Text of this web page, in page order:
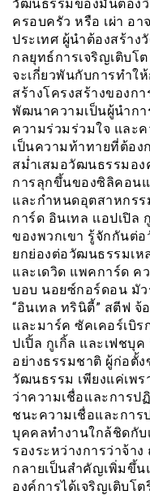
วัฒนธรรมของมันต้อง
ครอบครัว หรือ เผ่า อ
ประเทศ ผู้นำต้องสร้า
กลยุทธ์การเจริญเติบโ
จะเกี่ยวพันกับการทำใ
สร้างโครงสร้างของก
พัฒนาความเป็นผู้นำก
ความร่วมร่วมใจ และ
เป็นความท้าทายที่ต้อง
สม่ำเสมอวัฒนธรรมอ
การลุกขึ้นของซิลิคอน
และกำหนดอุตสาหกรร
การ์ด อินเทล เเอปเปิ
ของพวกเขา รู้จักกันต่
ยกย่องต่อวัฒนธรรมเห
และเดวิด แพคการ์ด คว
บอบ นอยซ์กอร์ดอน มัว
“อินเทล ทรินิตี้” สตีฟ จ้
และมาร์ค ซัคเคอร์เบิ
ปเปิ้ล กูเกิ้ล และเฟชบุ
อย่างธรรมชาติ ผู้ก่อตั้
วัฒนธรรม เพียงแค่เพร
ว่าความเชื่อเเละการ
ชนะความเชื่อและการ
บุคคลทำงานใกล้ชิดกับ
รองระหว่างการว่าจ้า
กลายเป็นสำคัญเพิ่มขึ้
องค์การได้เจริญเติบโ